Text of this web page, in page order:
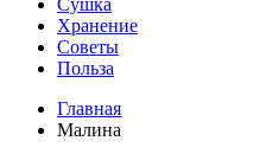
Сушка
Хранение
Советы
Польза
Главная
Малина